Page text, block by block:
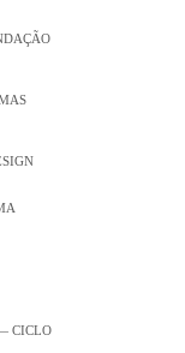
CICLO